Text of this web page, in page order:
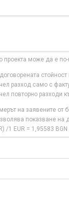
проекта може да е
разход само с
повторно разходи
на заявените от
показване на
/1 EUR = 1,95583 BGN